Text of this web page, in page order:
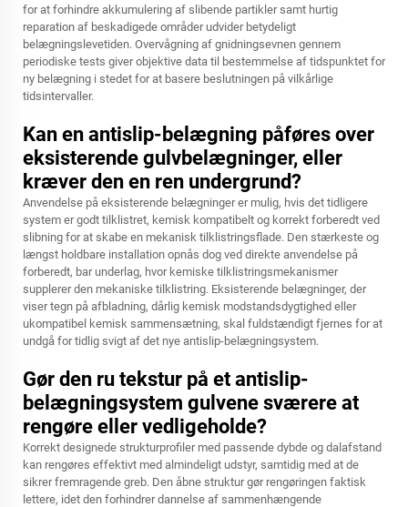
for at forhindre akkumulering af slibende partikler samt hurtig
reparation af beskadigede områder udvider betydeligt
belægningslevetiden. Overvågning af gnidningsevnen gennem
periodiske tests giver objektive data til bestemmelse af tidspunktet for
ny belægning i stedet for at basere beslutningen på vilkårlige
tidsintervaller.
Kan en antislip-belægning påføres over
eksisterende gulvbelægninger, eller
kræver den en ren undergrund?
Anvendelse på eksisterende belægninger er mulig, hvis det tidligere
system er godt tilklistret, kemisk kompatibelt og korrekt forberedt ved
slibning for at skabe en mekanisk tilklistringsflade. Den stærkeste og
længst holdbare installation opnås dog ved direkte anvendelse på
forberedt, bar underlag, hvor kemiske tilklistringsmekanismer
supplerer den mekaniske tilklistring. Eksisterende belægninger, der
viser tegn på afbladning, dårlig kemisk modstandsdygtighed eller
ukompatibel kemisk sammensætning, skal fuldstændigt fjernes for at
undgå for tidlig svigt af det nye antislip-belægningsystem.
Gør den ru tekstur på et antislip-
belægningsystem gulvene sværere at
rengøre eller vedligeholde?
Korrekt designede strukturprofiler med passende dybde og dalafstand
kan rengøres effektivt med almindeligt udstyr, samtidig med at de
sikrer fremragende greb. Den åbne struktur gør rengøringen faktisk
lettere, idet den forhindrer dannelse af sammenhængende